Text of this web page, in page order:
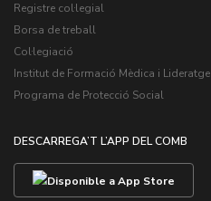
Registre col·legial
Borsa de treball
Col·legiació
Institut de Formació Mèdica i Lideratge
Programa de Protecció Social
DESCARREGA’T L’APP DEL COMB